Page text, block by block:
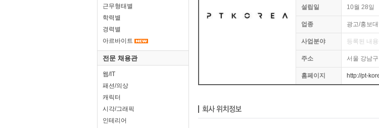
근무형태별
학력별
경력별
아르바이트
전문 채용관
웹/IT
패션/의상
캐릭터
시각/그래픽
인테리어
설립일 10월 28일
업종 광고/홍보
사업분야 등록된 내
주소 서울 강남
홈페이지 http://pt-